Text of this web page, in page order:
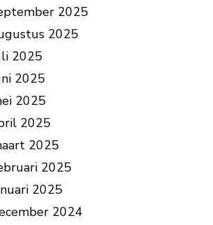
2025
2025
2025
2025
2025
2025
2025
2025
2025
2024